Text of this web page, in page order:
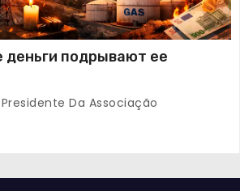
деньги подрывают ее
Presidente Da Associação